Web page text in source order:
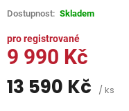
9 990 Kč
13 590 Kč / ks
Skladem